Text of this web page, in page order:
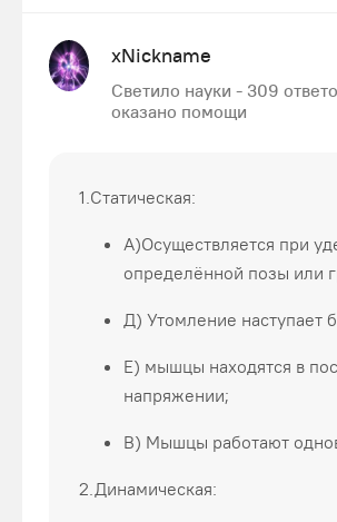
xNickname
Светило науки - 309
оказано помощи
1.Статическая:
А)Осуществляется при
определённой позы или
Д) Утомление наступает
Е) мышцы находятся в
напряжении;
В) Мышцы работают
2.Динамическая: